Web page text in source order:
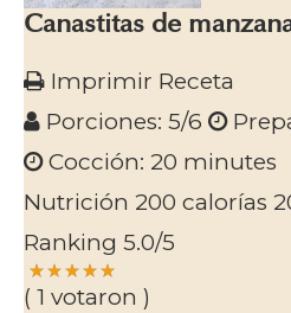
Canastitas de
Imprimir Receta
Porciones: 5/6
Cocción: 20 minutes
Nutrición 200 calorías
Ranking 5.0/5
( 1 votaron )